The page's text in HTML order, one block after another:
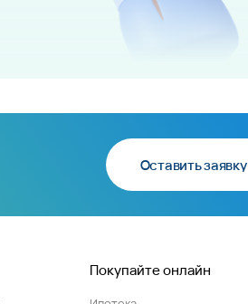
Оставить заявку
Покупайте онлайн